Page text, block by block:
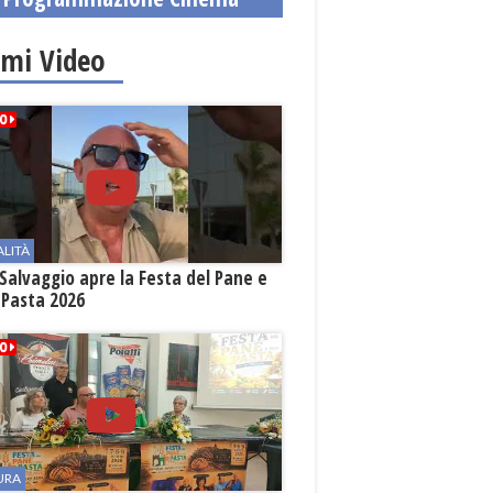
Video
apre la Festa del Pane e
2026